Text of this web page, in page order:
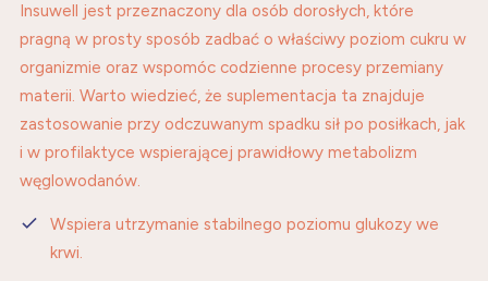
Insuwell jest przeznaczony dla osób dorosłych, które
pragną w prosty sposób zadbać o właściwy poziom cukru w
organizmie oraz wspomóc codzienne procesy przemiany
materii. Warto wiedzieć, że suplementacja ta znajduje
zastosowanie przy odczuwanym spadku sił po posiłkach, jak
i w profilaktyce wspierającej prawidłowy metabolizm
węglowodanów.
Wspiera utrzymanie stabilnego poziomu glukozy we
krwi.